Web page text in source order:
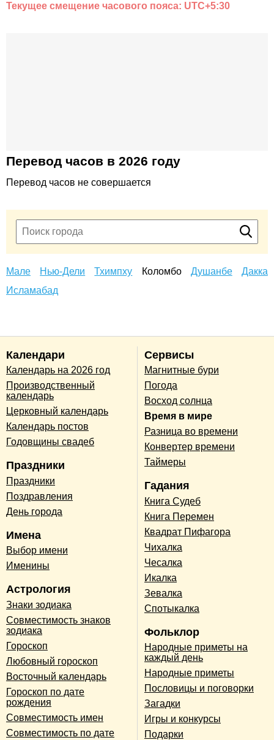
Текущее смещение часового пояса: UTC+5:30
Перевод часов в 2026 году
Перевод часов не совершается
Мале Нью-Дели Тхимпху Коломбо Душанбе
Дакка
Исламабад
Календари
Календарь на 2026 год
Производственный
календарь
Церковный календарь
Календарь постов
Годовщины свадеб
Праздники
Праздники
Поздравления
День города
Имена
Выбор имени
Именины
Астрология
Знаки зодиака
Совместимость знаков
зодиака
Гороскоп
Любовный гороскоп
Восточный календарь
Гороскоп по дате
рождения
Совместимость имен
Совместимость по дате
Сервисы
Магнитные бури
Погода
Восход солнца
Время в мире
Разница во времени
Конвертер времени
Таймеры
Гадания
Книга Судеб
Книга Перемен
Квадрат Пифагора
Чихалка
Чесалка
Икалка
Зевалка
Спотыкалка
Фольклор
Народные приметы на
каждый день
Народные приметы
Пословицы и поговорки
Загадки
Игры и конкурсы
Подарки